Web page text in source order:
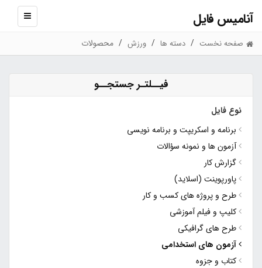
آنامیس فایل
نمایش
صفحه نخست دسته ها ورزش محصولات
فیــلتـر جستجــو
نوع فایل
برنامه و اسکریپت و برنامه نویسی
آزمون ها و نمونه سؤالات
گزارش کار
پاورپوینت (اسلاید)
طرح و پروژه های کسب و کار
کلیپ و فیلم آموزشی
طرح های گرافیکی
آزمون های استخدامی
کتاب و جزوه